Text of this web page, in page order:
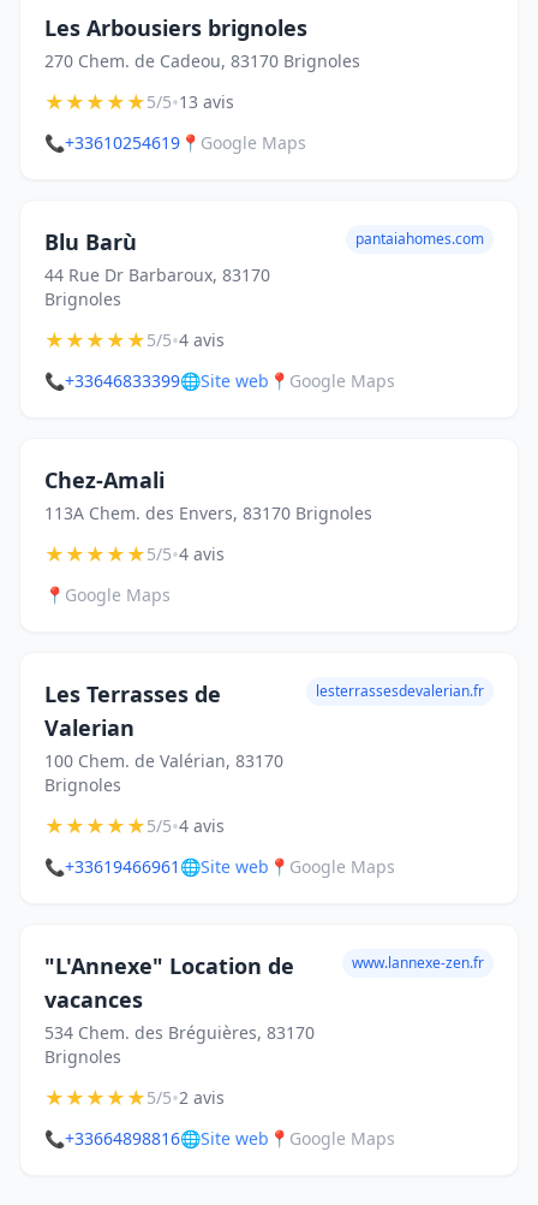
Les Arbousiers brignoles
270 Chem. de Cadeou, 83170 Brignoles
★★★★★5/5•13 avis
📞+33610254619 📍 Google Maps
Blu Barù
44 Rue Dr Barbaroux, 83170
Brignoles
pantaiahomes.com
★★★★★5/5•4 avis
📞+33646833399🌐Site web 📍 Google Maps
Chez-Amali
113A Chem. des Envers, 83170 Brignoles
★★★★★5/5•4 avis
📍 Google Maps
Les Terrasses de
Valerian
100 Chem. de Valérian, 83170
Brignoles
lesterrassesdevalerian.fr
★★★★★5/5•4 avis
📞+33619466961 🌐Site web 📍 Google Maps
"L'Annexe" Location de
vacances
534 Chem. des Bréguières, 83170
Brignoles
www.lannexe-zen.fr
★★★★★5/5•2 avis
📞+33664898816🌐Site web 📍 Google Maps